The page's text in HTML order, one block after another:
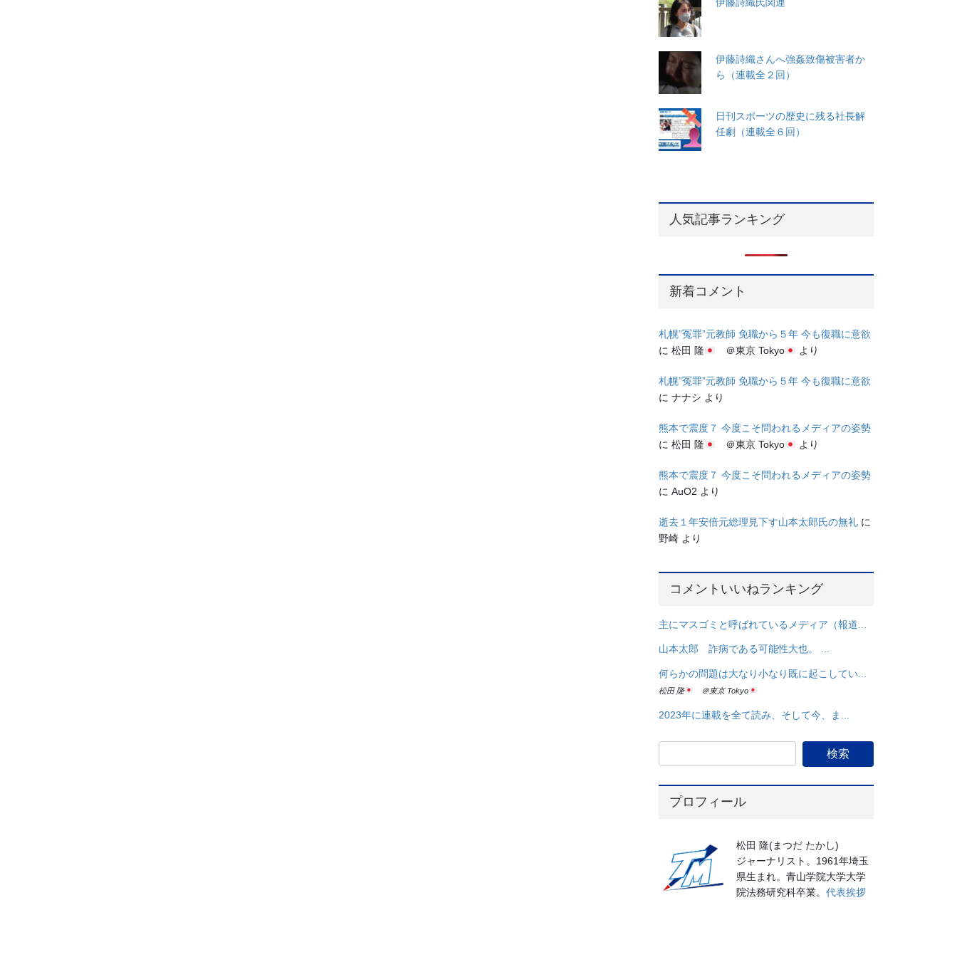
伊藤詩織さんへ強姦致傷被害者か
ら（連載全２回）
日刊スポーツの歴史に残る社長解
任劇（連載全６回）
人気記事ランキング
新着コメント
札幌”冤罪”元教師 免職から５年 今も復職に意欲
に松田 隆 ＠東京 Tokyo より
札幌”冤罪”元教師 免職から５年 今も復職に意欲
にナナシ より
熊本で震度７ 今度こそ問われるメディアの姿勢
に松田 隆 ＠東京 Tokyo より
熊本で震度７ 今度こそ問われるメディアの姿勢
にAuO2 より
逝去１年安倍元総理見下す山本太郎氏の無礼 に
野崎 より
コメントいいねランキング
主にマスゴミと呼ばれているメディア（報道...
山本太郎 詐病である可能性大也。 ...
何らかの問題は大なり小なり既に起こしてい...
松田 隆 ＠東京 Tokyo
2023年に連載を全て読み、そして今、ま...
プロフィール
松田 隆(まつだ たかし)
ジャーナリスト。1961年埼玉
県生まれ。青山学院大学大学
院法務研究科卒業。代表挨拶